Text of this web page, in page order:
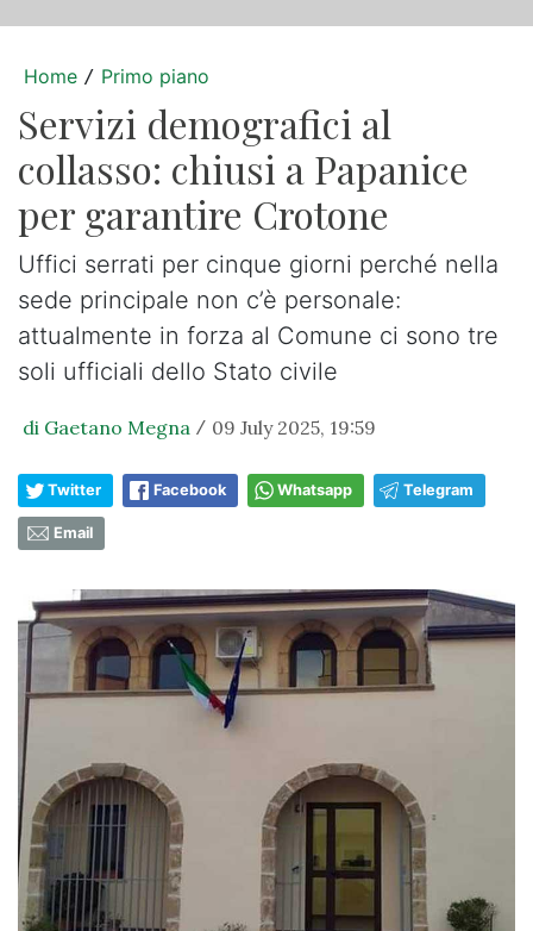
Home / Primo piano
Servizi demografici al
collasso: chiusi a Papanice
per garantire Crotone
Uffici serrati per cinque giorni perché nella
sede principale non c’è personale:
attualmente in forza al Comune ci sono tre
soli ufficiali dello Stato civile
di Gaetano Megna / 09 July 2025, 19:59
Twitter Facebook Whatsapp Telegram
Email